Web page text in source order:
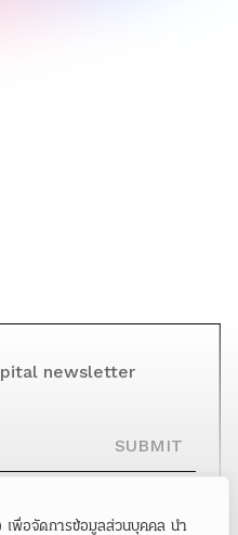
เพื่อจัดการข้อมูลส่วนบุคคล นำ
newsletter
SUBMIT